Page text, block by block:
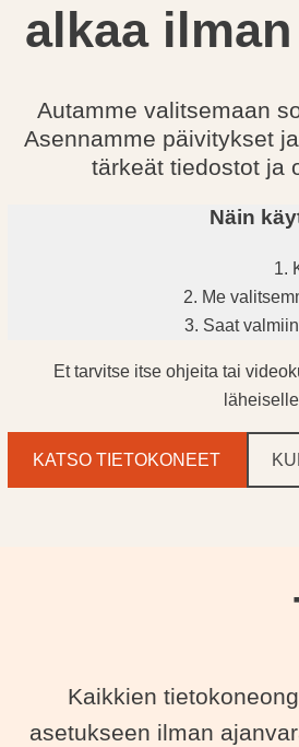
alkaa
Autamme valitsemaan
Asennamme päivitykset
tärkeät tiedostot ja
Näin
Me
Saat
Et tarvitse itse ohjeita tai
KATSO TIETOKONEET
Kaikkien
asetukseen ilman